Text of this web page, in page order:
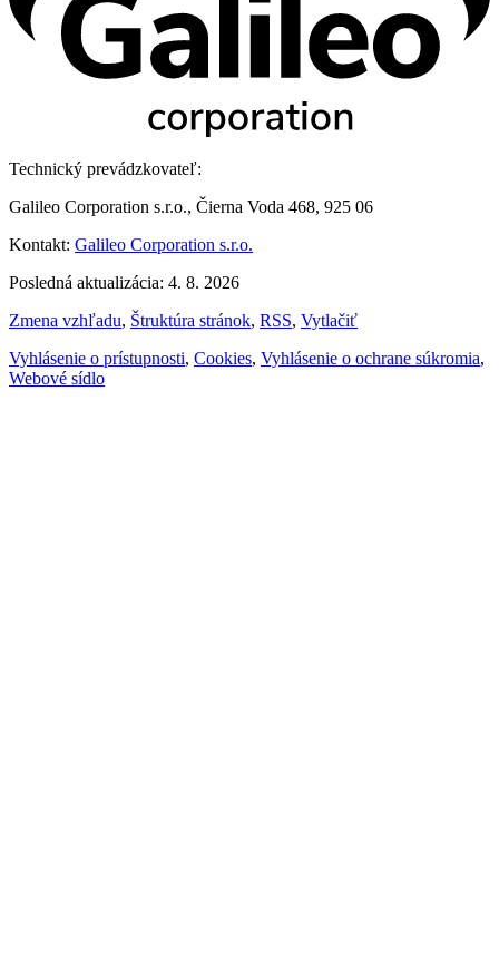
Technický prevádzkovateľ:
Galileo Corporation s.r.o., Čierna Voda 468, 925 06
Kontakt: Galileo Corporation s.r.o.
Posledná aktualizácia: 4. 8. 2026
Zmena vzhľadu, Štruktúra stránok, RSS, Vytlačiť
Vyhlásenie o prístupnosti, Cookies, Vyhlásenie o ochrane súkromia,
Webové sídlo